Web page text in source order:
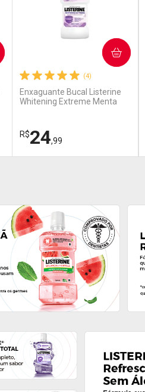
(4)
Enxaguante Bucal Listerine
Whitening Extreme Menta
R$24,99
COMPRAR
Ativar Desconto
Comprar sem Desconto
Por R$ 24,99/cada
Comprar sem Desconto
Por R$ 24,99/cada